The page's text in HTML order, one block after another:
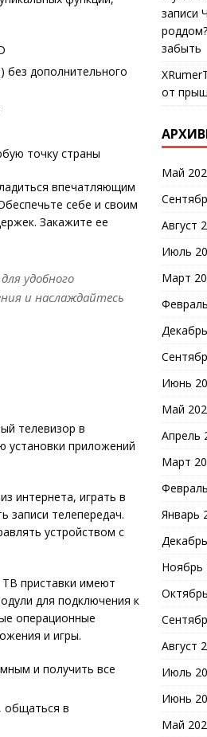
без дополнительного
точку страны
впечатляющим
себе и своим
Закажите ее
удобного
и наслаждайтесь
телевизор в
установки приложений
интернета, играть в
записи телепередач.
устройством с
приставки имеют
для подключения к
операционные
и игры.
и получить все
общаться в
записи
забыть
от
Май
Август
Июль
Март
Июнь
Май
Апрель
Март
Январь
Ноябрь
Август
Июль
Июнь
Май